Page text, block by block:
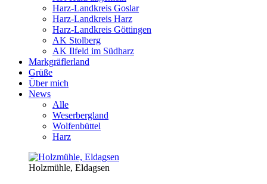
Harz-Landkreis Goslar
Harz-Landkreis Harz
Harz-Landkreis Göttingen
AK Stolberg
AK Ilfeld im Südharz
Markgräflerland
Grüße
Über mich
News
Alle
Weserbergland
Wolfenbüttel
Harz
Holzmühle, Eldagsen